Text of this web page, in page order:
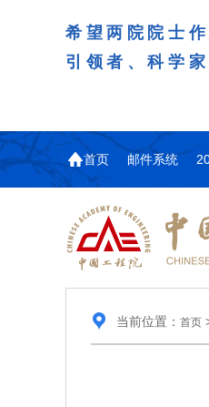
希望两院院士
引领者、科学
首页 邮件系统
当前位置： 首页